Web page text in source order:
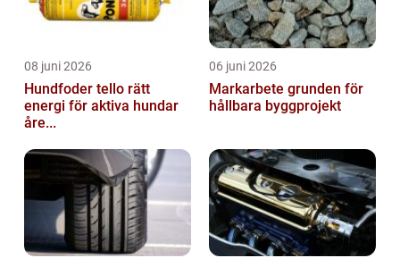
08 juni 2026
Hundfoder tello rätt
energi för aktiva hundar
åre...
06 juni 2026
Markarbete grunden för
hållbara byggprojekt